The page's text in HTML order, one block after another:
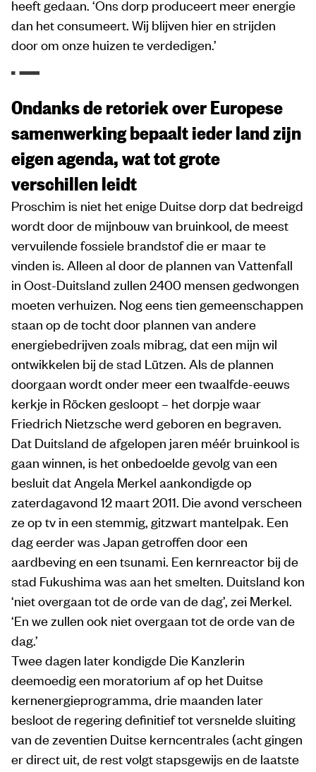
heeft gedaan. ‘Ons dorp produceert meer energie
dan het consumeert. Wij blijven hier en strijden
door om onze huizen te verdedigen.’
Ondanks de retoriek over Europese
samenwerking bepaalt ieder land zijn
eigen agenda, wat tot grote
verschillen leidt
Proschim is niet het enige Duitse dorp dat bedreigd
wordt door de mijnbouw van bruinkool, de meest
vervuilende fossiele brandstof die er maar te
vinden is. Alleen al door de plannen van Vattenfall
in Oost-Duitsland zullen 2400 mensen gedwongen
moeten verhuizen. Nog eens tien gemeenschappen
staan op de tocht door plannen van andere
energiebedrijven zoals mibrag, dat een mijn wil
ontwikkelen bij de stad Lützen. Als de plannen
doorgaan wordt onder meer een twaalfde-eeuws
kerkje in Röcken gesloopt – het dorpje waar
Friedrich ­Nietzsche werd geboren en begraven.
Dat Duitsland de afgelopen jaren méér bruinkool is
gaan winnen, is het onbedoelde gevolg van een
besluit dat Angela Merkel aankondigde op
zaterdagavond 12 maart 2011. Die avond verscheen
ze op tv in een stemmig, gitzwart mantelpak. Een
dag eerder was Japan getroffen door een
aardbeving en een tsunami. Een kernreactor bij de
stad Fukushima was aan het smelten. Duitsland kon
‘niet overgaan tot de orde van de dag’, zei Merkel.
‘En we zullen ook niet overgaan tot de orde van de
dag.’
Twee dagen later kondigde Die Kanzlerin
deemoedig een moratorium af op het Duitse
kernenergieprogramma, drie maanden later
besloot de regering definitief tot versnelde sluiting
van de zeventien Duitse kerncentrales (acht gingen
er direct uit, de rest volgt stapsgewijs en de laatste